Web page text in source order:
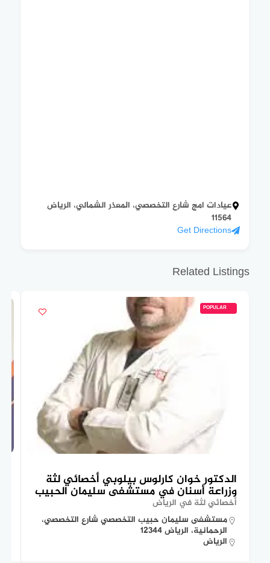
عيادات امج شارع التخصصي، المعذر الشمالي، الرياض
11564
Get Directions
Related Listings
POPULAR
الدكتور خوان كارلوس بيلوبي أخصائي لثة
وزراعة أسنان في مستشفى سليمان الحبيب
أخصائي لثة في الرياض
مستشفى سليمان حبيب التخصصي شارع التخصصي،
الرحمانية، الرياض 12344
الرياض